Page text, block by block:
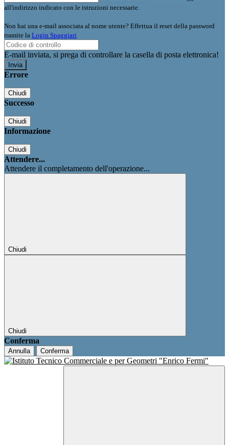
all'indirizzo indicato con le istruzioni necessarie.
Non hai una e-mail associata al nome utente? Effettua il reset della password
tramite la Login Spaggiari
E-mail inviata, si prega di controllare la casella di posta elettronica!
Errore
Chiudi
Successo
Chiudi
Informazione
Chiudi
Attendere...
Attendere il completamento dell'operazione...
Chiudi
Chiudi
Conferma
Annulla Conferma